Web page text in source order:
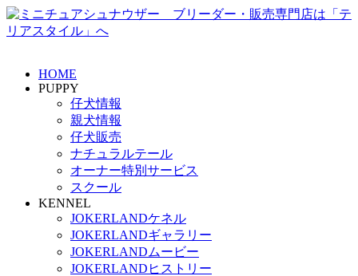
HOME
PUPPY
仔犬情報
親犬情報
仔犬販売
ナチュラルテール
オーナー特別サービス
スクール
KENNEL
JOKERLANDケネル
JOKERLANDギャラリー
JOKERLANDムービー
JOKERLANDヒストリー